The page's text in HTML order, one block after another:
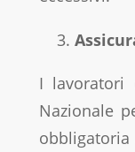
I lavoratori
Nazionale